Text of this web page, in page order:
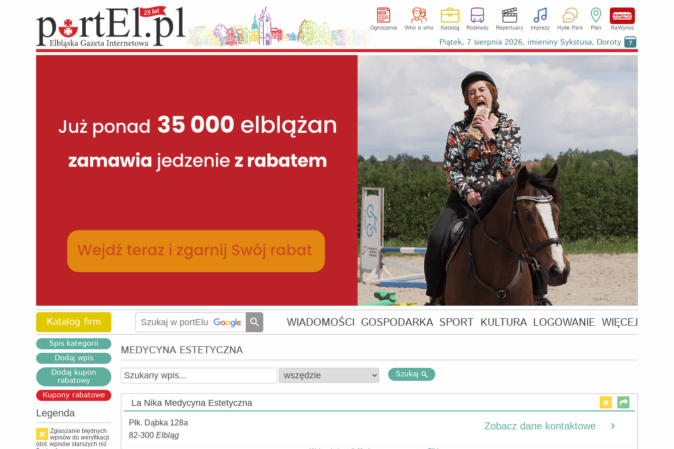
Ogłoszenia Who is who Katalog Rozkłady Repertuary Imprezy Hyde Park Plan NaWynos
Piątek, 7 sierpnia 2026, imieniny Sykstusa, Doroty 7
Katalog firm WIADOMOŚCI GOSPODARKA SPORT KULTURA LOGOWANIE WIĘCEJ
Spis kategorii
Dodaj wpis
Dodaj kupon
rabatowy
Kupony rabatowe
Legenda
Zgłaszanie błędnych
wpisów do weryfikacji
(dot. wpisów starszych niż
MEDYCYNA ESTETYCZNA
Szukaj
La Nika Medycyna Estetyczna
Płk. Dąbka 128a
82-300 Elbląg
Zobacz dane kontaktowe